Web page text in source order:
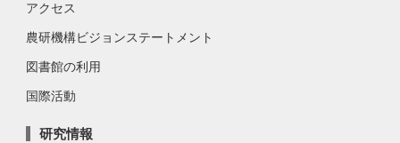
アクセス
農研機構ビジョンステートメント
図書館の利用
国際活動
研究情報